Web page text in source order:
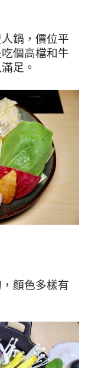
鍋，價位平
個高檔和牛
足。
顏色多樣有